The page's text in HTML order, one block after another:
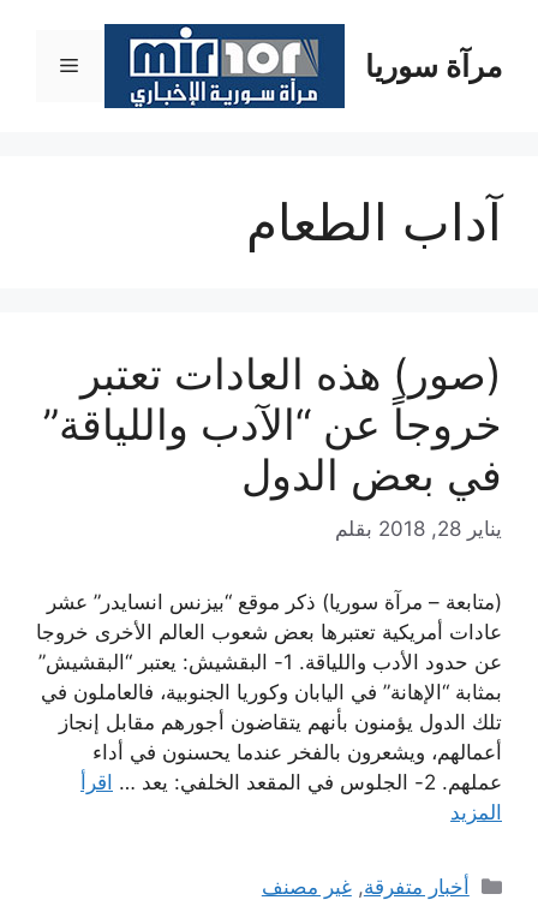
المحتوىمرآة سوريا القائمة
آداب الطعام
(صور) هذه العادات تعتبر
خروجاً عن “الآدب واللياقة”
في بعض الدول
يناير 28, 2018 بقلم
(متابعة – مرآة سوريا) ذكر موقع “بيزنس انسايدر” عشر
عادات أمريكية تعتبرها بعض شعوب العالم الأخرى خروجا
عن حدود الأدب واللياقة. 1- البقشيش: يعتبر “البقشيش”
بمثابة “الإهانة” في اليابان وكوريا الجنوبية، فالعاملون في
تلك الدول يؤمنون بأنهم يتقاضون أجورهم مقابل إنجاز
أعمالهم، ويشعرون بالفخر عندما يحسنون في أداء
عملهم. 2- الجلوس في المقعد الخلفي: يعد …
اقرأ
المزيد
التصنيفات
أخبار متفرقة,غير مصنف